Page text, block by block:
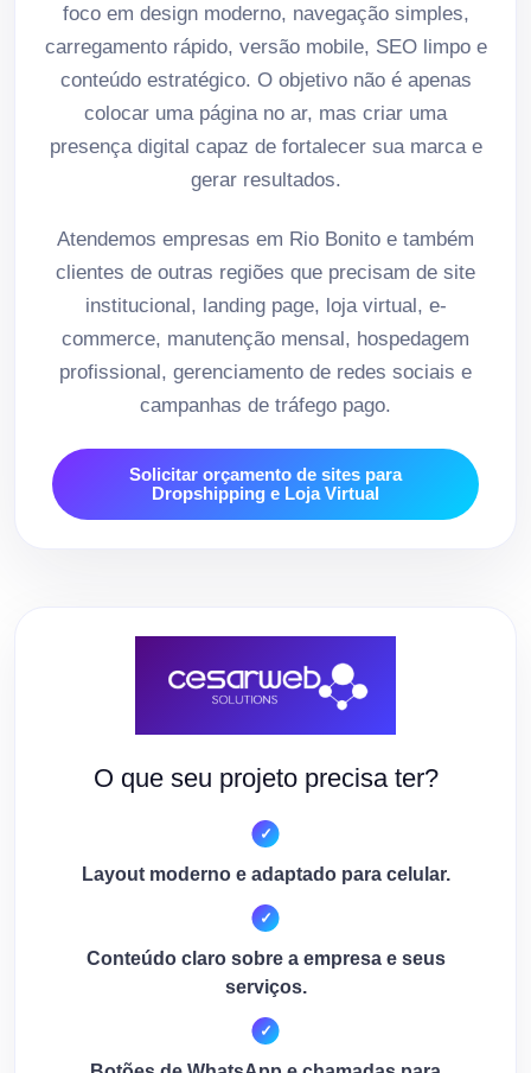
foco em design moderno, navegação simples,
carregamento rápido, versão mobile, SEO limpo e
conteúdo estratégico. O objetivo não é apenas
colocar uma página no ar, mas criar uma
presença digital capaz de fortalecer sua marca e
gerar resultados.
Atendemos empresas em Rio Bonito e também
clientes de outras regiões que precisam de site
institucional, landing page, loja virtual, e-
commerce, manutenção mensal, hospedagem
profissional, gerenciamento de redes sociais e
campanhas de tráfego pago.
Solicitar orçamento de sites para
Dropshipping e Loja Virtual
O que seu projeto precisa ter?
Layout moderno e adaptado para celular.
Conteúdo claro sobre a empresa e seus
serviços.